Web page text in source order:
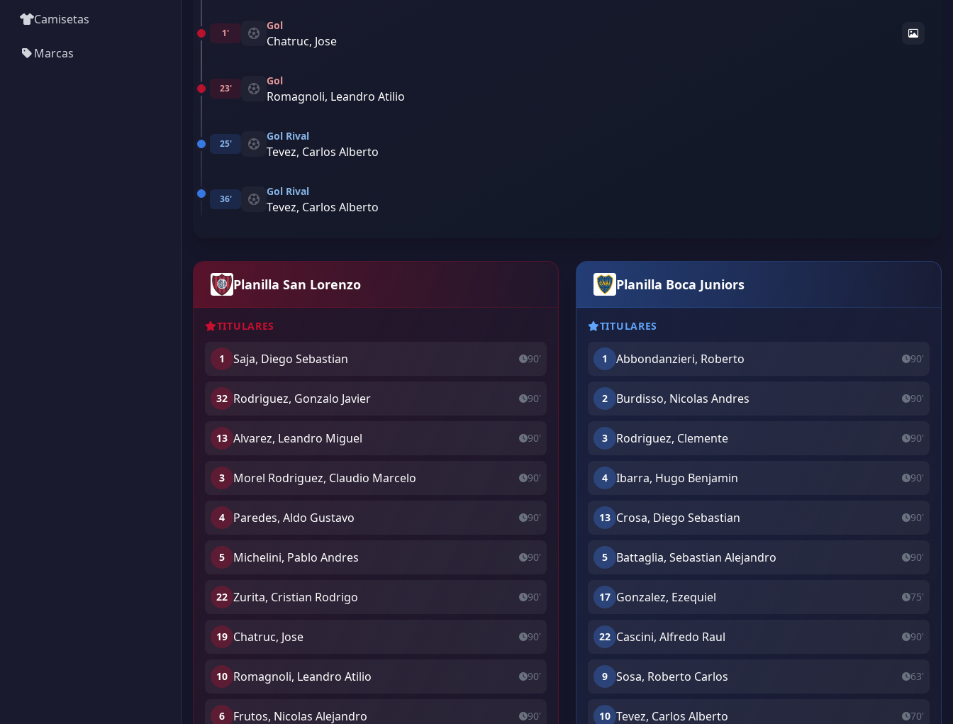
Camisetas
Marcas
1'
Gol
Chatruc, Jose
23'
Gol
Romagnoli, Leandro Atilio
25'
Gol Rival
Tevez, Carlos Alberto
36'
Gol Rival
Tevez, Carlos Alberto
Planilla San Lorenzo
TITULARES
1 Saja, Diego Sebastian 90'
32 Rodriguez, Gonzalo Javier 90'
13 Alvarez, Leandro Miguel 90'
3 Morel Rodriguez, Claudio Marcelo 90'
4 Paredes, Aldo Gustavo 90'
5 Michelini, Pablo Andres 90'
22 Zurita, Cristian Rodrigo 90'
19 Chatruc, Jose 90'
10 Romagnoli, Leandro Atilio 90'
6 Frutos, Nicolas Alejandro 90'
Planilla Boca Juniors
TITULARES
1 Abbondanzieri, Roberto 90'
2 Burdisso, Nicolas Andres 90'
3 Rodriguez, Clemente 90'
4 Ibarra, Hugo Benjamin 90'
13 Crosa, Diego Sebastian 90'
5 Battaglia, Sebastian Alejandro 90'
17 Gonzalez, Ezequiel 75'
22 Cascini, Alfredo Raul 90'
9 Sosa, Roberto Carlos 63'
10 Tevez, Carlos Alberto 70'